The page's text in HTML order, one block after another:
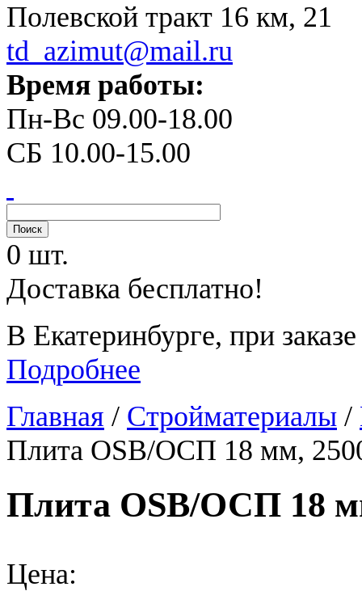
Полевской тракт 16 км, 21
td_azimut@mail.ru
Время работы:
Пн-Вс 09.00-18.00
СБ 10.00-15.00
0 шт.
Доставка бесплатно!
В Екатеринбурге, при
Подробнее
Главная / Стройматериалы /
Плита OSB/ОСП 18 мм,
Плита OSB/ОСП 18
Цена: